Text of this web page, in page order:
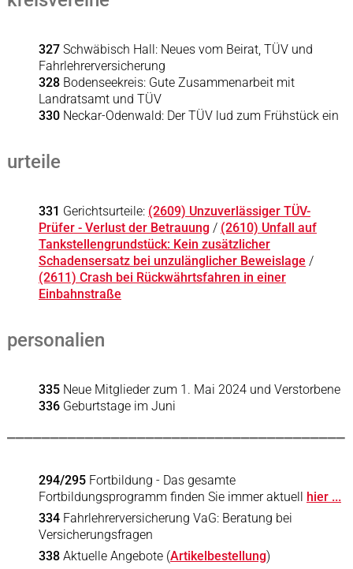
327 Schwäbisch Hall: Neues vom Beirat, TÜV und
Fahrlehrerversicherung
328 Bodenseekreis: Gute Zusammenarbeit mit
Landratsamt und TÜV
330 Neckar-Odenwald: Der TÜV lud zum Frühstück ein
urteile
331 Gerichtsurteile: (2609) Unzuverlässiger TÜV-
Prüfer - Verlust der Betrauung / (2610) Unfall auf
Tankstellengrundstück: Kein zusätzlicher
Schadensersatz bei unzulänglicher Beweislage /
(2611) Crash bei Rückwährtsfahren in einer
Einbahnstraße
personalien
335 Neue Mitglieder zum 1. Mai 2024 und Verstorbene
336 Geburtstage im Juni
294/295Fortbildung - Das gesamte
Fortbildungsprogramm finden Sie immer aktuell hier ...
334 Fahrlehrerversicherung VaG: Beratung bei
Versicherungsfragen
338 Aktuelle Angebote (Artikelbestellung)